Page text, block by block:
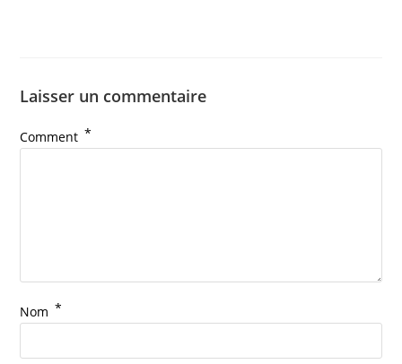
Laisser un commentaire
Comment *
Nom *